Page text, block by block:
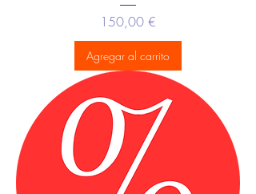
Precio
150,00 €
Agregar al carrito